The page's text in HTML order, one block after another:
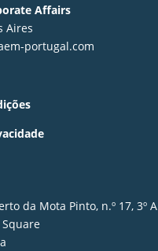
Affairs
Aires
portugal.com
da Mota Pinto, n.º 17, 3º A